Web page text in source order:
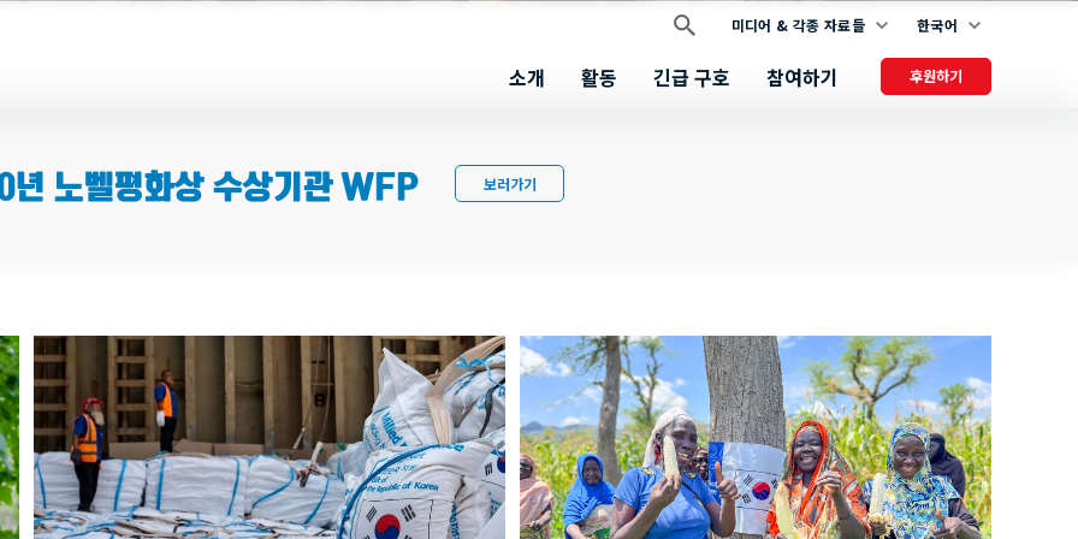
미디어 & 각종 자료들 한국어
소개 활동 긴급 구호 참여하기 후원하기
년 노벨평화상 수상기관 WFP 보러가기